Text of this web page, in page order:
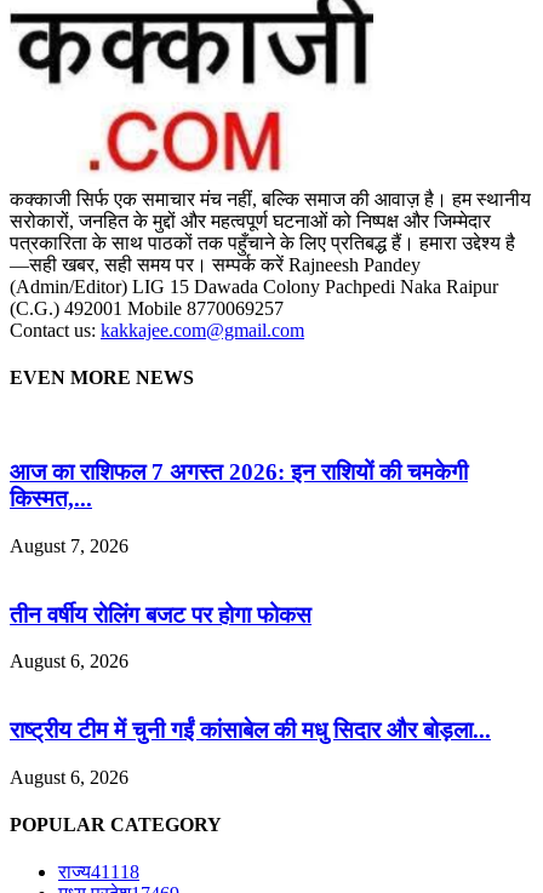
कक्काजी सिर्फ एक समाचार मंच नहीं, बल्कि समाज की आवाज़ है। हम स्थानीय
सरोकारों, जनहित के मुद्दों और महत्वपूर्ण घटनाओं को निष्पक्ष और जिम्मेदार
पत्रकारिता के साथ पाठकों तक पहुँचाने के लिए प्रतिबद्ध हैं। हमारा उद्देश्य है
—सही खबर, सही समय पर। सम्पर्क करें Rajneesh Pandey
(Admin/Editor) LIG 15 Dawada Colony Pachpedi Naka Raipur
(C.G.) 492001 Mobile 8770069257
Contact us: kakkajee.com@gmail.com
EVEN MORE NEWS
आज का राशिफल 7 अगस्त 2026: इन राशियों की चमकेगी
किस्मत,...
August 7, 2026
तीन वर्षीय रोलिंग बजट पर होगा फोकस
August 6, 2026
राष्ट्रीय टीम में चुनी गईं कांसाबेल की मधु सिदार और बोड़ला...
August 6, 2026
POPULAR CATEGORY
राज्य41118